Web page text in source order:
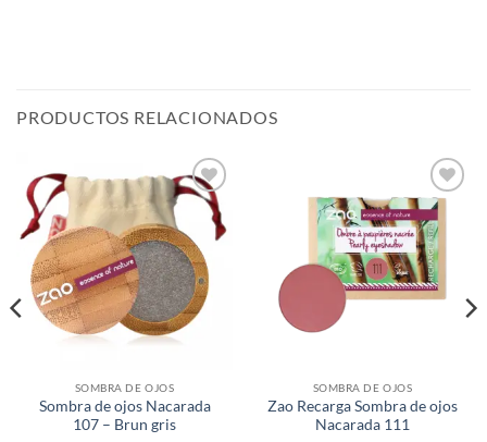
PRODUCTOS RELACIONADOS
Añadir
a la
lista de
deseos
SOMBRA DE OJOS
Sombra de ojos Nacarada
107 – Brun gris
Añadir
a la
lista de
deseos
SOMBRA DE OJOS
Zao Recarga Sombra de ojos
Nacarada 111